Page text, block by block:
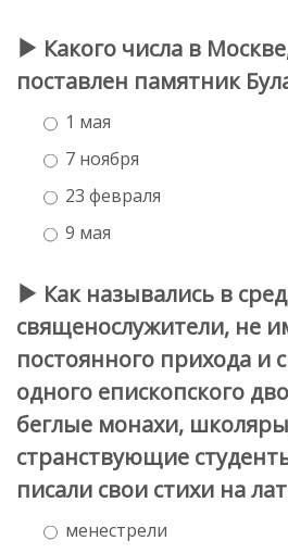
Какого числа в
поставлен памятник
1 мая
7 ноября
23 февраля
9 мая
Как назывались в
священослужители, не
постоянного прихода и
одного епископского
беглые монахи,
странствующие
писали свои стихи на
менестрели